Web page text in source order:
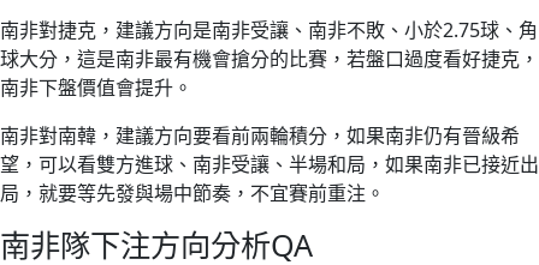
南非對捷克，建議方向是南非受讓、南非不敗、小於2.75球、角
球大分，這是南非最有機會搶分的比賽，若盤口過度看好捷克，
南非下盤價值會提升。
南非對南韓，建議方向要看前兩輪積分，如果南非仍有晉級希
望，可以看雙方進球、南非受讓、半場和局，如果南非已接近出
局，就要等先發與場中節奏，不宜賽前重注。
南非隊下注方向分析QA